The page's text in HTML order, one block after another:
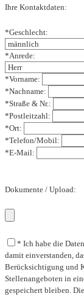
Ihre Kontaktdaten:
*Geschlecht:
*Anrede:
*Vorname:
*Nachname:
*Straße & Nr.:
*Postleitzahl:
*Ort:
*Telefon/Mobil:
*E-Mail:
Dokumente / Upload:
* Ich habe die
damit einverstanden,
Berücksichtigung und
Stellenangeboten in
gespeichert bleiben.